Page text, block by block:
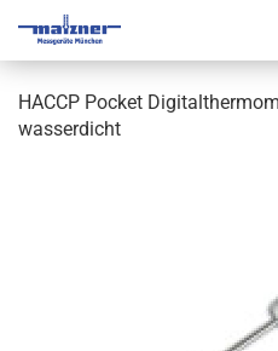
HACCP Pocket
wasserdicht